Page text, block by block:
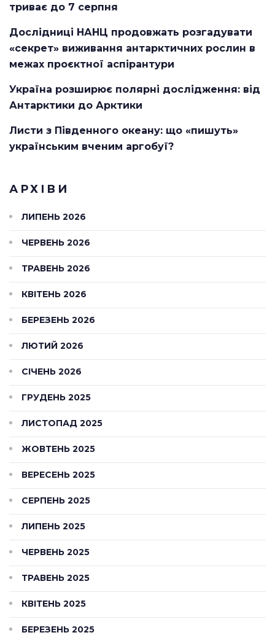
триває до 7 серпня
Дослідниці НАНЦ продовжать розгадувати
«секрет» виживання антарктичних рослин в
межах проєктної аспірантури
Україна розширює полярні дослідження: від
Антарктики до Арктики
Листи з Південного океану: що «пишуть»
українським вченим аргобуї?
АРХІВИ
ЛИПЕНЬ 2026
ЧЕРВЕНЬ 2026
ТРАВЕНЬ 2026
КВІТЕНЬ 2026
БЕРЕЗЕНЬ 2026
ЛЮТИЙ 2026
СІЧЕНЬ 2026
ГРУДЕНЬ 2025
ЛИСТОПАД 2025
ЖОВТЕНЬ 2025
ВЕРЕСЕНЬ 2025
СЕРПЕНЬ 2025
ЛИПЕНЬ 2025
ЧЕРВЕНЬ 2025
ТРАВЕНЬ 2025
КВІТЕНЬ 2025
БЕРЕЗЕНЬ 2025